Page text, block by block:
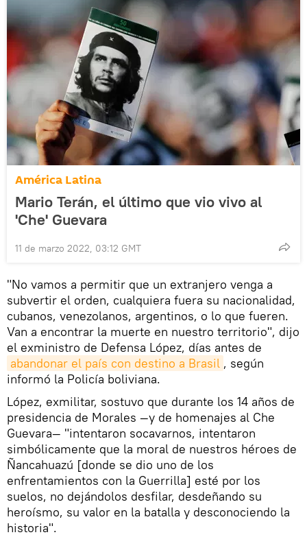
América Latina
Mario Terán, el último que vio vivo al
'Che' Guevara
11 de marzo 2022, 03:12 GMT
"No vamos a permitir que un extranjero venga a
subvertir el orden, cualquiera fuera su nacionalidad,
cubanos, venezolanos, argentinos, o lo que fueren.
Van a encontrar la muerte en nuestro territorio", dijo
el exministro de Defensa López, días antes de
abandonar el país con destino a Brasil , según
informó la Policía boliviana.
López, exmilitar, sostuvo que durante los 14 años de
presidencia de Morales —y de homenajes al Che
Guevara— "intentaron socavarnos, intentaron
simbólicamente que la moral de nuestros héroes de
Ñancahuazú [donde se dio uno de los
enfrentamientos con la Guerrilla] esté por los
suelos, no dejándolos desfilar, desdeñando su
heroísmo, su valor en la batalla y desconociendo la
historia".